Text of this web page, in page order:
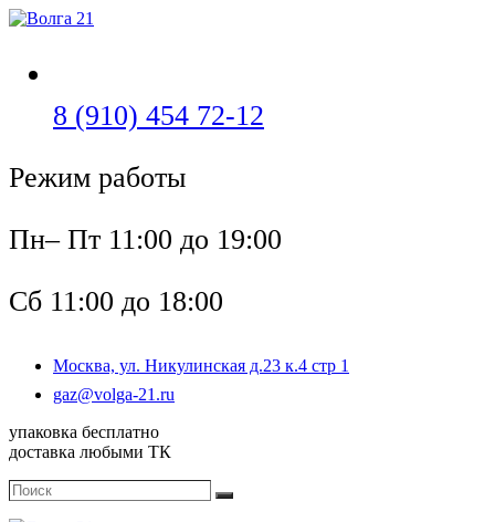
Перейти
8 (910) 454 72-12
Режим работы
Пн– Пт 11:00 до 19:00
Сб 11:00 до 18:00
Москва, ул. Никулинская д.23 к.4 стр 1
gaz@volga-21.ru
упаковка бесплатно
доставка любыми ТК
Поиск
Поиск